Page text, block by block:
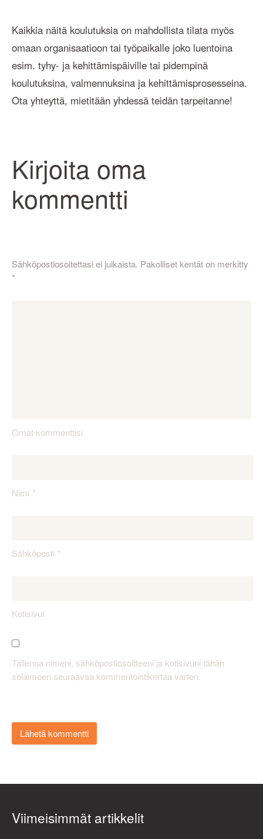
Kaikkia näitä koulutuksia on mahdollista tilata myös
omaan organisaatioon tai työpaikalle joko luentoina
esim. tyhy- ja kehittämispäiville tai pidempinä
koulutuksina, valmennuksina ja kehittämisprosesseina.
Ota yhteyttä, mietitään yhdessä teidän tarpeitanne!
Kirjoita oma
kommentti
Sähköpostiosoitettasi ei julkaista. Pakolliset kentät on merkitty
*
Omat kommenttisi
Nimi
Sähköposti
Kotisivut
Tallenna nimeni, sähköpostiosoitteeni ja kotisivuni tähän
selaimeen seuraavaa kommentointikertaa varten.
Viimeisimmät artikkelit